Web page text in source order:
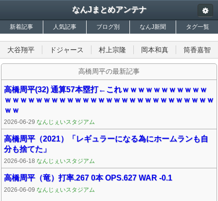
なんJまとめアンテナ
新着記事 人気記事 ブログ別 なんJ新聞 タグ一覧
大谷翔平 ドジャース 村上宗隆 岡本和真 筒香嘉智
高橋周平の最新記事
高橋周平(32) 通算57本塁打←これｗｗｗｗｗｗｗｗｗｗｗ
ｗｗｗｗｗｗｗｗｗｗｗｗｗｗｗｗｗｗｗｗｗｗｗｗｗｗｗ
ｗｗ
2026-06-29 なんじぇいスタジアム
高橋周平（2021）「レギュラーになる為にホームランも自
分も捨てた」
2026-06-18 なんじぇいスタジアム
高橋周平（竜）打率.267 0本 OPS.627 WAR -0.1
2026-06-09 なんじぇいスタジアム